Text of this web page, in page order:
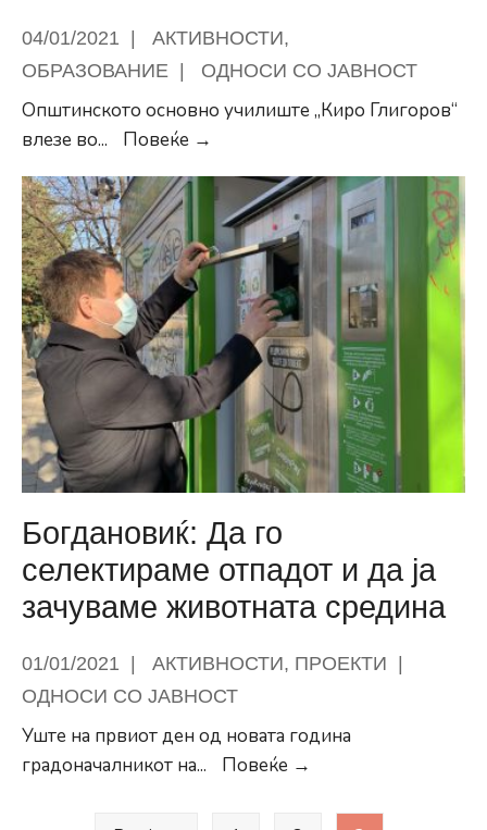
04/01/2021 | АКТИВНОСТИ,
ОБРАЗОВАНИЕ | ОДНОСИ СО ЈАВНОСТ
Општинското основно училиште „Киро Глигоров“
влезе во... Повеќе →
Глигоров“
во
потесен
избор
наградата
на
ЕУ
современа
архитектура,
Мис
ван
дер
Рое
Богдановиќ: Да го
селектираме отпадот и да ја
зачуваме животната средина
01/01/2021 АКТИВНОСТИ, ПРОЕКТИ
ОДНОСИ СО ЈАВНОСТ
Уште на првиот ден од новата година
градоначалникот на... Повеќе →